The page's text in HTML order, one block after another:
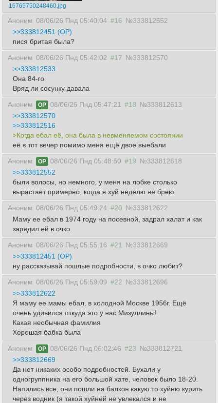
16765750248460.jpg
Аноним 08/06/26 Пнд 05:40:04 #16 №333812552
>>333812451 (OP)
пися бритая была?
Аноним 08/06/26 Пнд 05:42:02 #17 №333812570
>>333812533
Она 84-го
Вряд ли сосунку давала
Аноним OP 08/06/26 Пнд 05:47:21 #18 №333812613
>>333812570
>>333812516
>Когда ебал её, она была в невменяемом состоянии
её в тот вечер помимо меня ещё двое выебали
Аноним OP 08/06/26 Пнд 05:48:50 #19 №333812618
>>333812552
были волосы, но немного, у меня на лобке столько
вырастает примерно, когда я хуй неделю не брею
Аноним 08/06/26 Пнд 05:49:24 #20 №333812622
Маму ее ебал в 1974 году на посевной, задрал халат и как
зарядил ей в очко.
Аноним 08/06/26 Пнд 05:55:16 #21
№333812669
>>333812451 (OP)
ну рассказывай пошлые подробности, в очко любит?
Аноним 08/06/26 Пнд 05:59:09 #22 №333812696
>>333812622
Я маму ее мамы ебал, в холодной Москве 1956г. Ещё
очень удивился откуда это у нас Мизуллины!
Какая необычная фамилия
Хорошая бабка была
Аноним OP 08/06/26 Пнд 06:02:46 #23 №333812721
>>333812669
Да нет никаких особо подробностей. Бухали у
одногруппника на его большой хате, человек было 18-20.
Напились все, они пошли на балкон какую то хуйню курить
через водник (я такой хуйнёй не увлекался и не